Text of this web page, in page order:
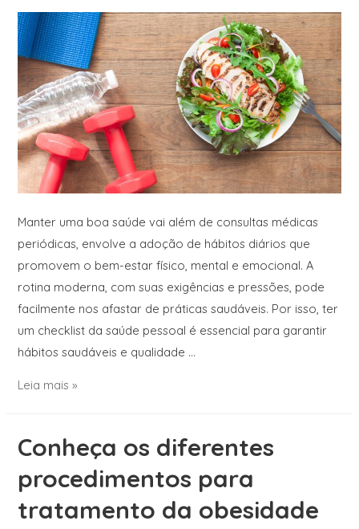
Manter uma boa saúde vai além de consultas médicas
periódicas, envolve a adoção de hábitos diários que
promovem o bem-estar físico, mental e emocional. A
rotina moderna, com suas exigências e pressões, pode
facilmente nos afastar de práticas saudáveis. Por isso, ter
um checklist da saúde pessoal é essencial para garantir
hábitos saudáveis e qualidade …
Leia mais »
Conheça os diferentes
procedimentos para
tratamento da obesidade